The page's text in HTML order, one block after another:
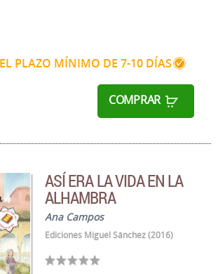
PLAZO MÍNIMO DE 7-10 DÍAS
COMPRAR
ASÍ ERA LA VIDA EN LA
ALHAMBRA
Ana Campos
Ediciones Miguel Sánchez (2016)